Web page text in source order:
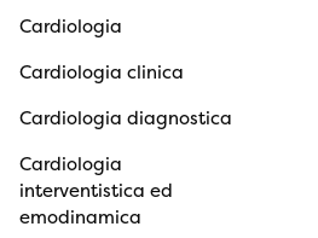
Cardiologia
Cardiologia clinica
Cardiologia diagnostica
Cardiologia
interventistica ed
emodinamica